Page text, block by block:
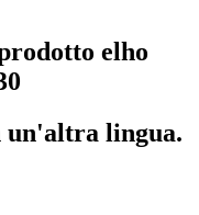
elho
un'altra lingua.